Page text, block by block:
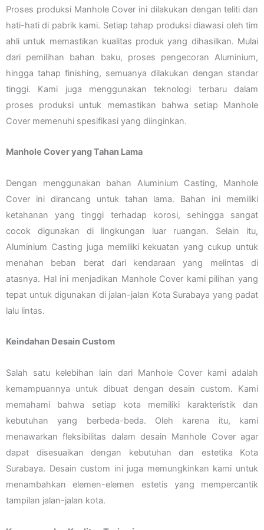
Proses produksi Manhole Cover ini dilakukan dengan teliti dan
hati-hati di pabrik kami. Setiap tahap produksi diawasi oleh tim
ahli untuk memastikan kualitas produk yang dihasilkan. Mulai
dari pemilihan bahan baku, proses pengecoran Aluminium,
hingga tahap finishing, semuanya dilakukan dengan standar
tinggi. Kami juga menggunakan teknologi terbaru dalam
proses produksi untuk memastikan bahwa setiap Manhole
Cover memenuhi spesifikasi yang diinginkan.
Manhole Cover yang Tahan Lama
Dengan menggunakan bahan Aluminium Casting, Manhole
Cover ini dirancang untuk tahan lama. Bahan ini memiliki
ketahanan yang tinggi terhadap korosi, sehingga sangat
cocok digunakan di lingkungan luar ruangan. Selain itu,
Aluminium Casting juga memiliki kekuatan yang cukup untuk
menahan beban berat dari kendaraan yang melintas di
atasnya. Hal ini menjadikan Manhole Cover kami pilihan yang
tepat untuk digunakan di jalan-jalan Kota Surabaya yang padat
lalu lintas.
Keindahan Desain Custom
Salah satu kelebihan lain dari Manhole Cover kami adalah
kemampuannya untuk dibuat dengan desain custom. Kami
memahami bahwa setiap kota memiliki karakteristik dan
kebutuhan yang berbeda-beda. Oleh karena itu, kami
menawarkan fleksibilitas dalam desain Manhole Cover agar
dapat disesuaikan dengan kebutuhan dan estetika Kota
Surabaya. Desain custom ini juga memungkinkan kami untuk
menambahkan elemen-elemen estetis yang mempercantik
tampilan jalan-jalan kota.